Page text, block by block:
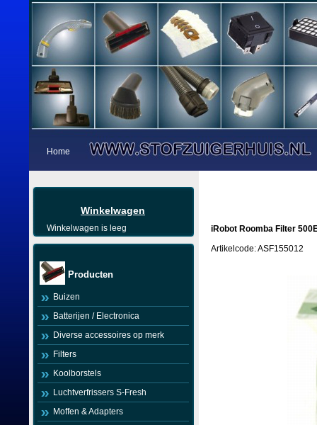
Home
Winkelwagen
Winkelwagen is leeg
Producten
Buizen
Batterijen / Electronica
Diverse accessoires op merk
Filters
Koolborstels
Luchtverfrissers S-Fresh
Moffen & Adapters
iRobot Roomba Filter
Artikelcode: ASF155012